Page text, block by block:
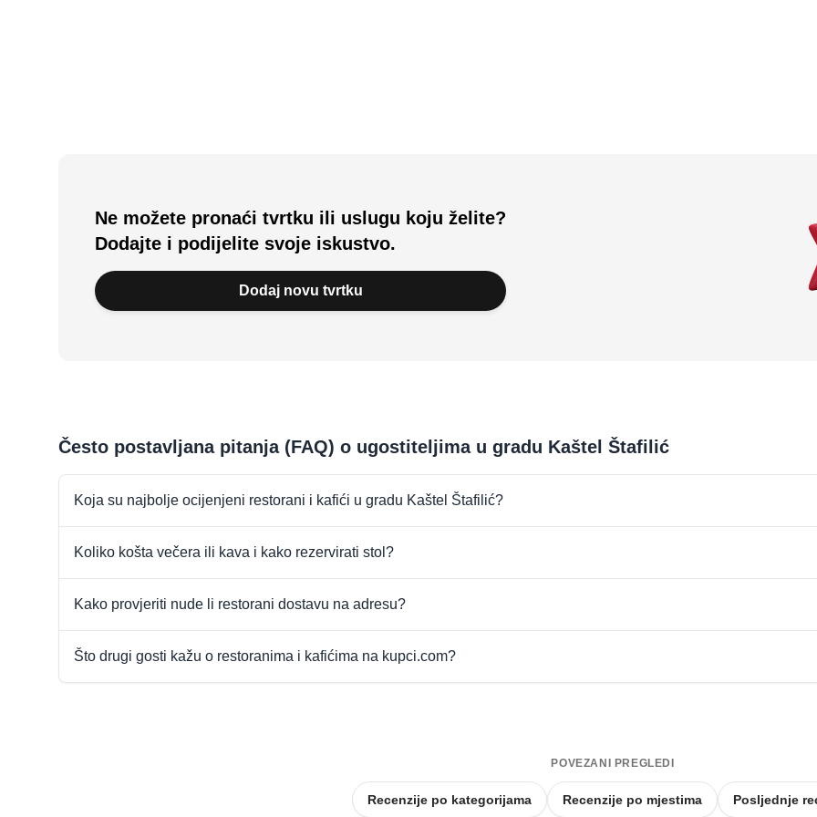
Ne možete pronaći tvrtku ili uslugu koju želite?
Dodajte i podijelite svoje iskustvo.
Dodaj novu tvrtku
Često postavljana pitanja (FAQ) o ugostiteljima u gradu Kaštel Štafilić
Koja su najbolje ocijenjeni restorani i kafići u gradu Kaštel Štafilić?
Koliko košta večera ili kava i kako rezervirati stol?
Kako provjeriti nude li restorani dostavu na adresu?
Što drugi gosti kažu o restoranima i kafićima na kupci.com?
POVEZANI PREGLEDI
Recenzije po kategorijama Recenzije po mjestima Posljednje